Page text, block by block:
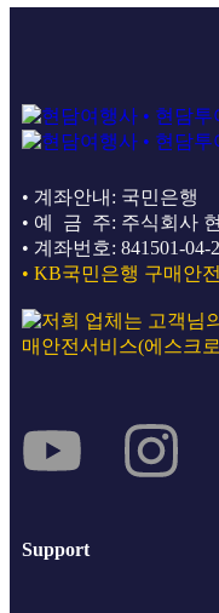
• 계좌안내: 국민은행
• 예 금 주: 주식회사
• 계좌번호: 841501-04-
• KB국민은행 구매안
Support